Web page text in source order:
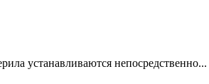
устанавливаются непосредственно...